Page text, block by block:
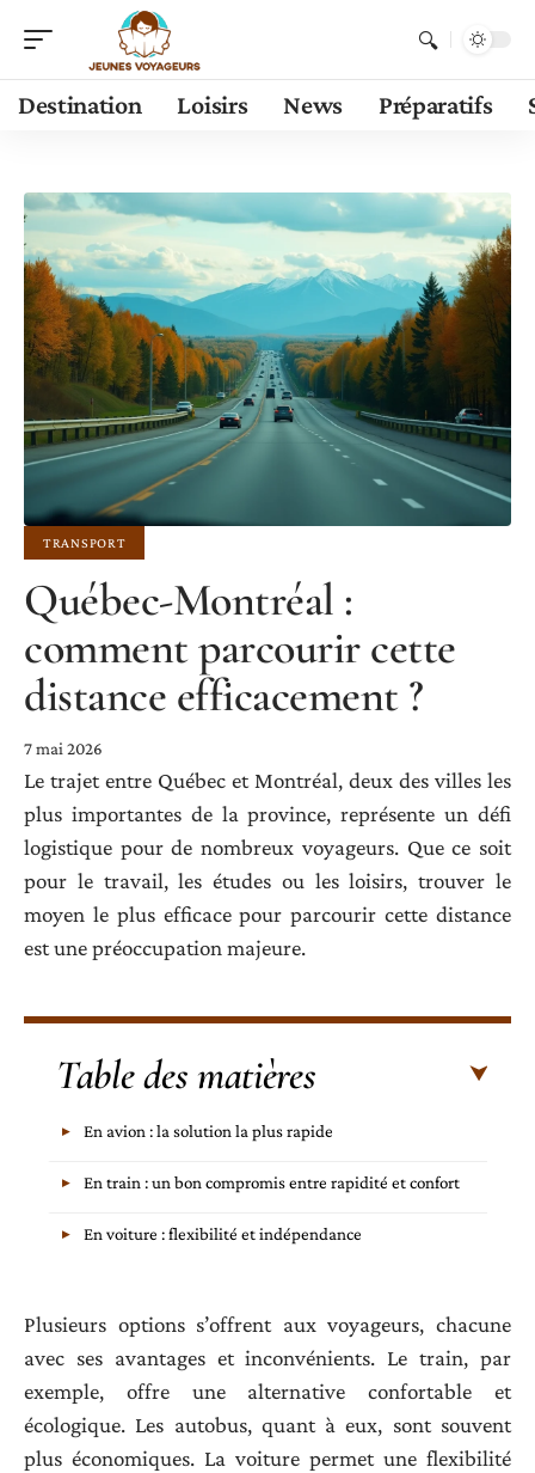
Destination Loisirs News Préparatifs
TRANSPORT
Québec-Montréal :
comment parcourir cette
distance efficacement ?
7 mai 2026
Le trajet entre Québec et Montréal, deux des villes les
plus importantes de la province, représente un défi
logistique pour de nombreux voyageurs. Que ce soit
pour le travail, les études ou les loisirs, trouver le
moyen le plus efficace pour parcourir cette distance
est une préoccupation majeure.
Table des matières
En avion : la solution la plus rapide
En train : un bon compromis entre rapidité et confort
En voiture : flexibilité et indépendance
Plusieurs options s’offrent aux voyageurs, chacune
avec ses avantages et inconvénients. Le train, par
exemple, offre une alternative confortable et
écologique. Les autobus, quant à eux, sont souvent
plus économiques. La voiture permet une flexibilité